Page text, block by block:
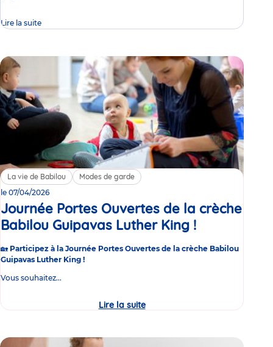
Lire la suite
La vie de Babilou
Modes de garde
le 07/04/2026
Journée Portes Ouvertes de la crèche
Babilou Guipavas Luther King !
🏡 Participez à la Journée Portes Ouvertes de la crèche Babilou
Guipavas Luther King !
Vous souhaitez...
Lire la suiteJournée
Portes